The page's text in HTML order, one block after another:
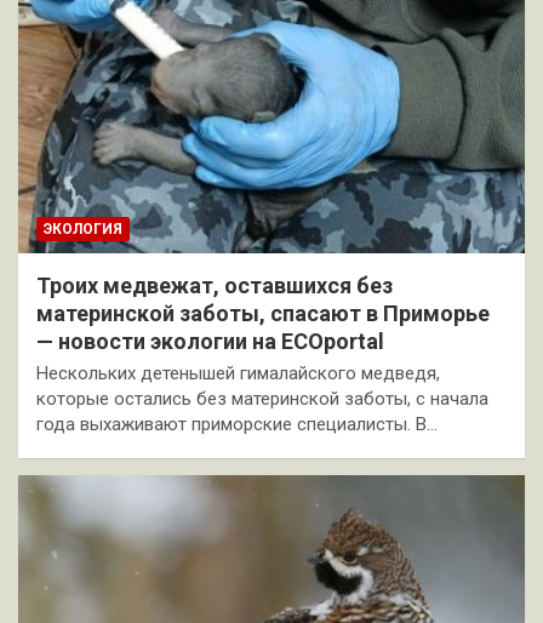
ЭКОЛОГИЯ
Троих медвежат, оставшихся без
материнской заботы, спасают в Приморье
— новости экологии на ECOportal
Нескольких детенышей гималайского медведя,
которые остались без материнской заботы, с начала
года выхаживают приморские специалисты. В…